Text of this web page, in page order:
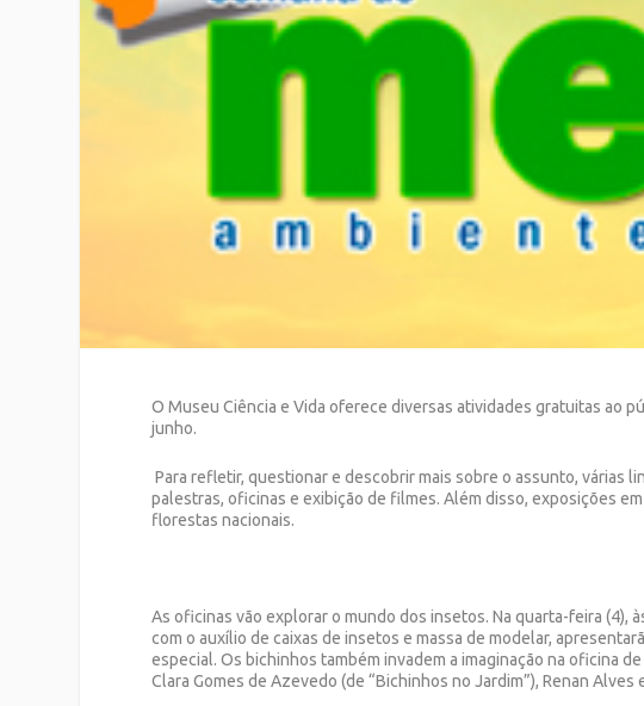
O Museu Ciência e Vida oferece diversas atividades gratuitas ao
junho.
Para refletir, questionar e descobrir mais sobre o assunto, várias
palestras, oficinas e exibição de filmes. Além disso, exposições
florestas nacionais.
As oficinas vão explorar o mundo dos insetos. Na quarta-feira (4),
com o auxílio de caixas de insetos e massa de modelar,
especial. Os bichinhos também invadem a imaginação na oficina
Clara Gomes de Azevedo (de “Bichinhos no Jardim”), Renan